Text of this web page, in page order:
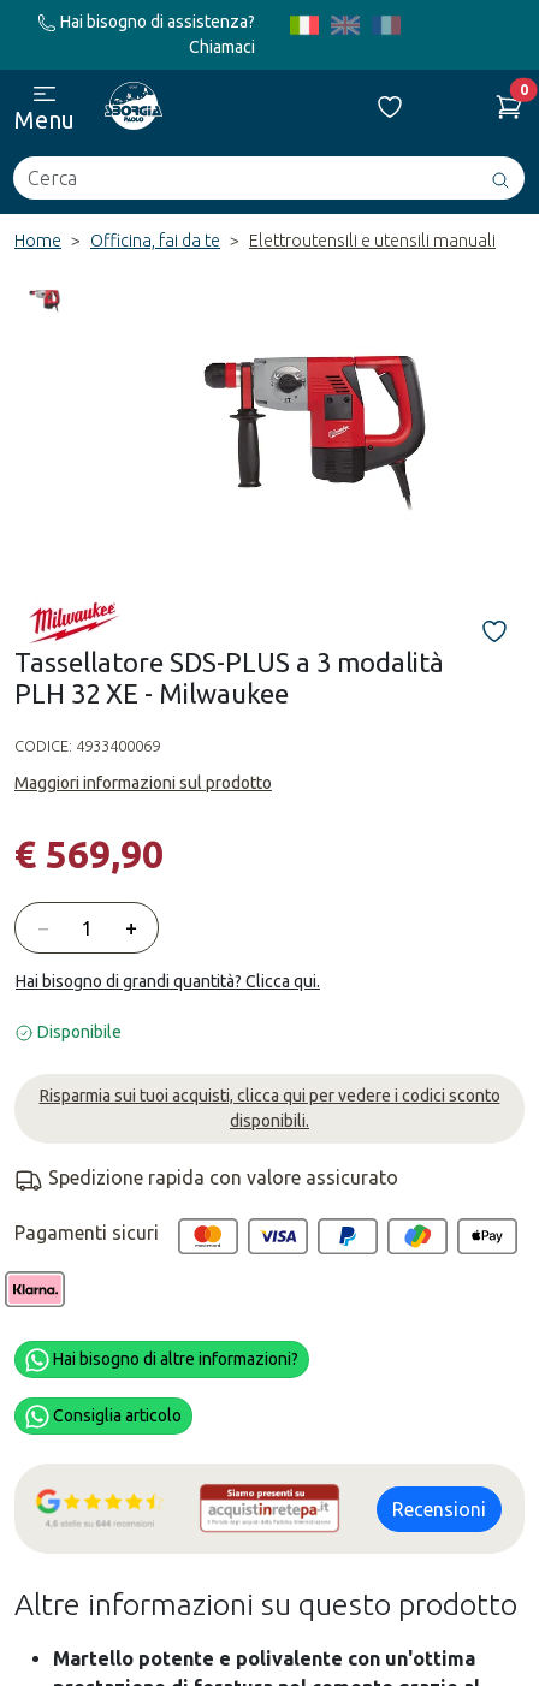
Hai bisogno di assistenza?
Chiamaci
Cerca
0
Menu
Home Officina, fai da te Elettroutensili e utensili manuali
Tassellatore SDS-PLUS a 3 modalità
PLH 32 XE - Milwaukee
CODICE: 4933400069
Maggiori informazioni sul prodotto
€ 569,90
Quantità
− +
Hai bisogno di grandi quantità? Clicca qui.
Disponibile
Risparmia sui tuoi acquisti, clicca qui per vedere i codici sconto
disponibili.
Spedizione rapida con valore assicurato
Pagamenti sicuri
Hai bisogno di altre informazioni?
Consiglia articolo
Recensioni
Altre informazioni su questo prodotto
Martello potente e polivalente con un'ottima